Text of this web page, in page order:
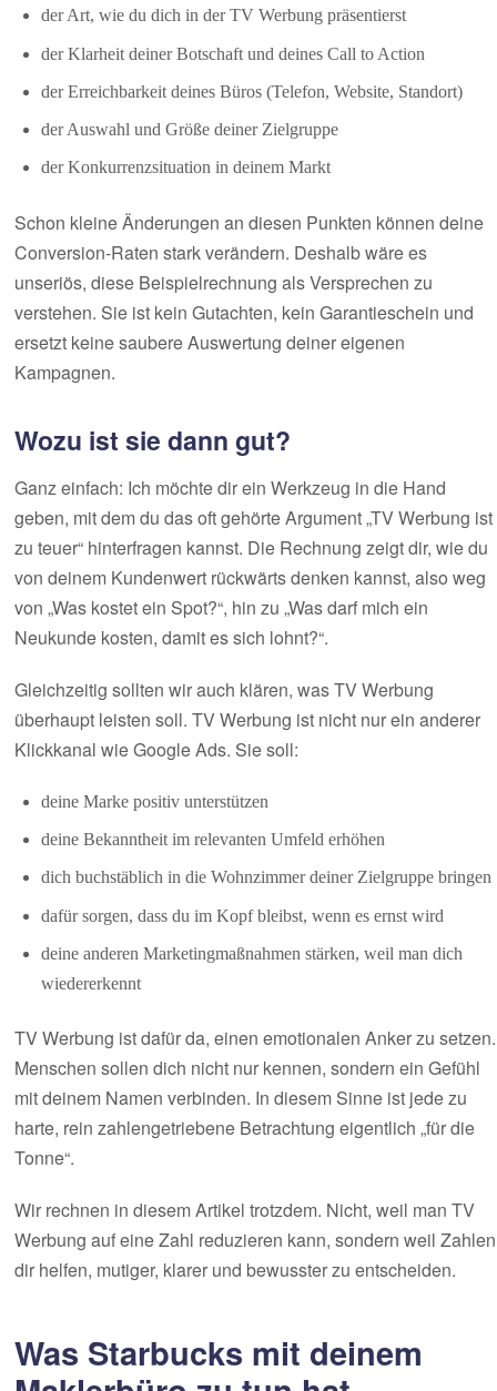
der Art, wie du dich in der TV Werbung präsentierst
der Klarheit deiner Botschaft und deines Call to Action
der Erreichbarkeit deines Büros (Telefon, Website, Standort)
der Auswahl und Größe deiner Zielgruppe
der Konkurrenzsituation in deinem Markt
Schon kleine Änderungen an diesen Punkten können deine
Conversion-Raten stark verändern. Deshalb wäre es
unseriös, diese Beispielrechnung als Versprechen zu
verstehen. Sie ist kein Gutachten, kein Garantieschein und
ersetzt keine saubere Auswertung deiner eigenen
Kampagnen.
Wozu ist sie dann gut?
Ganz einfach: Ich möchte dir ein Werkzeug in die Hand
geben, mit dem du das oft gehörte Argument „TV Werbung ist
zu teuer“ hinterfragen kannst. Die Rechnung zeigt dir, wie du
von deinem Kundenwert rückwärts denken kannst, also weg
von „Was kostet ein Spot?“, hin zu „Was darf mich ein
Neukunde kosten, damit es sich lohnt?“.
Gleichzeitig sollten wir auch klären, was TV Werbung
überhaupt leisten soll. TV Werbung ist nicht nur ein anderer
Klickkanal wie Google Ads. Sie soll:
deine Marke positiv unterstützen
deine Bekanntheit im relevanten Umfeld erhöhen
dich buchstäblich in die Wohnzimmer deiner Zielgruppe bringen
dafür sorgen, dass du im Kopf bleibst, wenn es ernst wird
deine anderen Marketingmaßnahmen stärken, weil man dich
wiedererkennt
TV Werbung ist dafür da, einen emotionalen Anker zu setzen.
Menschen sollen dich nicht nur kennen, sondern ein Gefühl
mit deinem Namen verbinden. In diesem Sinne ist jede zu
harte, rein zahlengetriebene Betrachtung eigentlich „für die
Tonne“.
Wir rechnen in diesem Artikel trotzdem. Nicht, weil man TV
Werbung auf eine Zahl reduzieren kann, sondern weil Zahlen
dir helfen, mutiger, klarer und bewusster zu entscheiden.
Was Starbucks mit deinem